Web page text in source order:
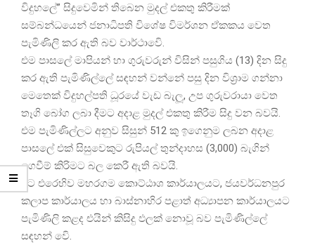
විදුහලේ” සිදුවෙමින් තිබෙන මුදල් එකතු කිරීමක්
සම්බන්ධයෙන් ජනාධිපති විශේෂ විමර්ශන ඒකකය වෙත
පැමිණිලි කර ඇති බව වාර්ථාවෙි.
එම පාසලේ මාපියන් හා ගුරුවරුන් විසින් පසුගිය (13) දින සිදු
කර ඇති පැමිණිල්ලේ සඳහන් වන්නේ පසු දින විශ්‍රාම ගන්නා
මෙතෙක් විදුහල්පති ධූරයේ වැඩ බැලූ, උප ගුරුවරායා වෙත
තෑගි බෝග ලබා දීමට අදාළ මුදල් එකතු කිරීම සිදු වන බවයි.
එම පැමිණිල්ලට අනුව සිසුන් 512 කු ඉගෙනුම ලබන අදාළ
පාසලේ එක් සිසුවෙකුට රුපියල් තුන්දාහස (3,000) බැගින්
ගෙවීම් කිරිමට බල කෙරී ඇති බවයි.
ඊට එරෙහිව මහරගම කොට්ඨාශ කාර්යාලයට, ජයවර්ධනපුර
කලාප කාර්යාලය හා බාස්නාහිර පළාත් අධ්‍යාපන කාර්යාලයට
පැමිණිලි කළද එයින් කිසිදු ඵලක් නොවූ බව පැමිණිල්ලේ
සඳහන් වෙි.